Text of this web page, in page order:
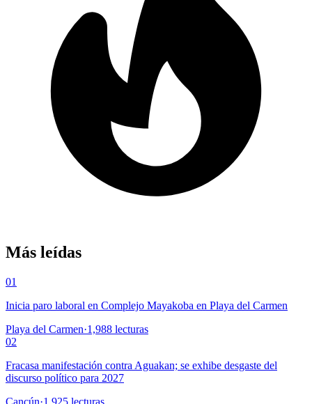
Más leídas
01
Inicia paro laboral en Complejo Mayakoba en Playa del Carmen
Playa del Carmen·1,988 lecturas
02
Fracasa manifestación contra Aguakan; se exhibe desgaste del
discurso político para 2027
Cancún·1,925 lecturas